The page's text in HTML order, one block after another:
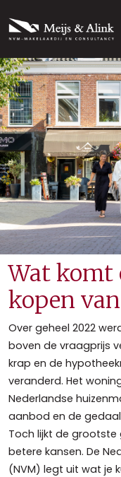
Wat komt
kopen
Over geheel 2022
boven de vraagprijs
krap en de
veranderd. Het
Nederlandse
aanbod en de
Toch lijkt de grootste
betere kansen. De
(NVM) legt uit wat je